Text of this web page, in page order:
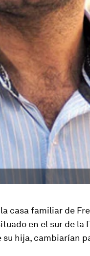
casa familiar de
en el sur de la
su hija, cambiarían